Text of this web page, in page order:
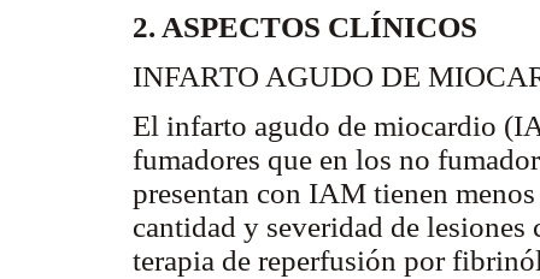
2. ASPECTOS CLÍNICOS
INFARTO AGUDO DE
El infarto agudo de miocardio
fumadores que en los no
presentan con IAM tienen
cantidad y severidad de
terapia de reperfusión por